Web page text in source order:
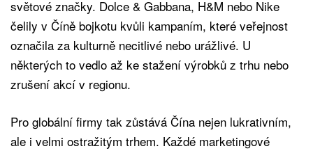
světové značky. Dolce & Gabbana, H&M nebo Nike
čelily v Číně bojkotu kvůli kampaním, které veřejnost
označila za kulturně necitlivé nebo urážlivé. U
některých to vedlo až ke stažení výrobků z trhu nebo
zrušení akcí v regionu.
Pro globální firmy tak zůstává Čína nejen lukrativním,
ale i velmi ostražitým trhem. Každé marketingové